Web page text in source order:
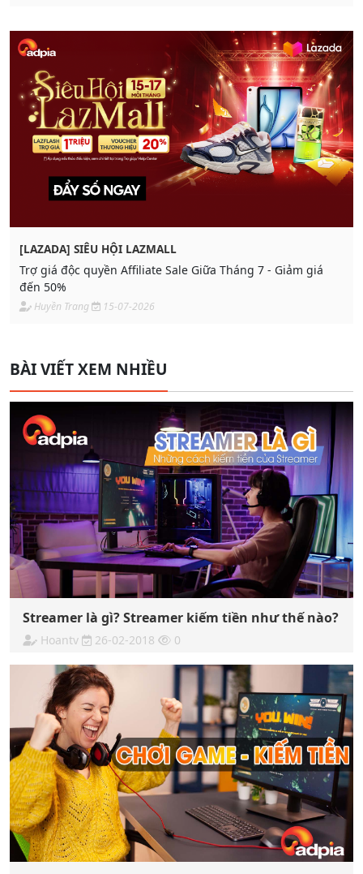
[LAZADA] SIÊU HỘI LAZMALL
Trợ giá độc quyền Affiliate Sale Giữa Tháng 7 - Giảm giá
đến 50%
Huyền Trang 15-07-2026
BÀI VIẾT XEM NHIỀU
Streamer là gì? Streamer kiếm tiền như thế nào?
Hoantv 26-02-2018 0